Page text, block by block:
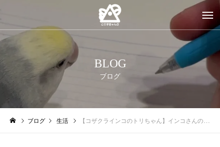
BLOG
ブログ
ブログ 生活 【コザクラインコのトリちゃん】インコさんの水浴び